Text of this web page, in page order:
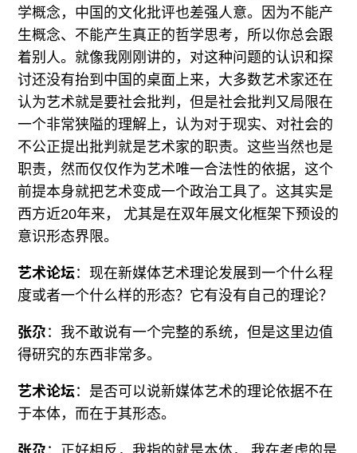
学概念，中国的文化批评也差强人意。因为不能产
生概念、不能产生真正的哲学思考，所以你总会跟
着别人。就像我刚刚讲的，对这种问题的认识和探
讨还没有抬到中国的桌面上来，大多数艺术家还在
认为艺术就是要社会批判，但是社会批判又局限在
一个非常狭隘的理解上，认为对于现实、对社会的
不公正提出批判就是艺术家的职责。这些当然也是
职责，然而仅仅作为艺术唯一合法性的依据，这个
前提本身就把艺术变成一个政治工具了。这其实是
西方近20年来， 尤其是在双年展文化框架下预设的
意识形态界限。
艺术论坛：现在新媒体艺术理论发展到一个什么程
度或者一个什么样的形态？它有没有自己的理论？
张尕 ：我不敢说有一个完整的系统，但是这里边值
得研究的东西非常多。
艺术论坛：是否可以说新媒体艺术的理论依据不在
于本体，而在于其形态。